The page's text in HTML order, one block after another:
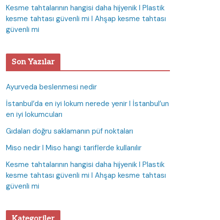
Kesme tahtalarının hangisi daha hijyenik I Plastik
kesme tahtası güvenli mi I Ahşap kesme tahtası
güvenli mi
Son Yazılar
Ayurveda beslenmesi nedir
İstanbul’da en iyi lokum nerede yenir I İstanbul’un
en iyi lokumcuları
Gıdaları doğru saklamanın püf noktaları
Miso nedir I Miso hangi tariflerde kullanılır
Kesme tahtalarının hangisi daha hijyenik I Plastik
kesme tahtası güvenli mi I Ahşap kesme tahtası
güvenli mi